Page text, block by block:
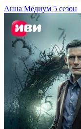
Анна Медиум 5 сезон